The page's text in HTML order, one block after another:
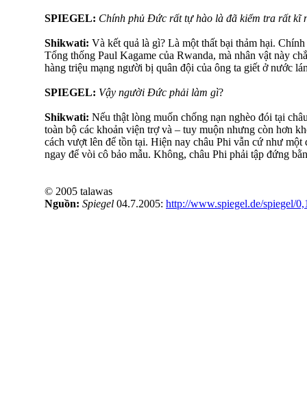
SPIEGEL: Chính phủ Đức rất tự hào là đã kiểm tra rất kĩ
Shikwati: Và kết quả là gì? Là một thất bại thảm hại.
Tổng thống Paul Kagame của Rwanda, mà nhân vật này
hàng triệu mạng người bị quân đội của ông ta giết ở nước
SPIEGEL: Vậy người Đức phải làm gì?
Shikwati: Nếu thật lòng muốn chống nạn nghèo đói tại
toàn bộ các khoản viện trợ và – tuy muộn nhưng còn hơn
cách vượt lên để tồn tại. Hiện nay châu Phi vẫn cứ như một
ngay để vòi cô bảo mẫu. Không, châu Phi phải tập đứng
© 2005 talawas
Nguồn: Spiegel 04.7.2005: http://www.spiegel.de/spiegel/